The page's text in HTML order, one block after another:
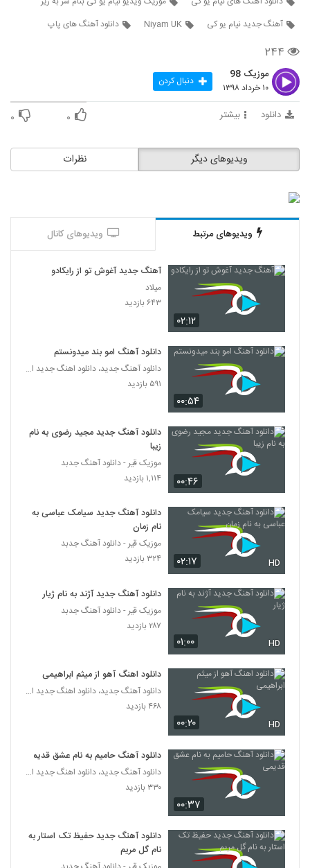
3650
3652
3653
دانلود آهنگ جدید و زیبای سجاد حسن پور با
۳۶۳ بازدید
آهنگ حمزه شیخ حسینی بنام تو همونی
۴۰۳ بازدید
3656
بابک رهنما آهنگ Careless Whisper
۳۳۴ بازدید
دانلود آهنگ علی سعیدی منم مثل تو دیوونم
3658
آهنگ بنیامین محیا بنام قول میدم
۳۲۵ بازدید
Dehghan Rabeteh)
۲۵۴ بازدید
آهنگ حضرت عشق از شایان غفاری(پاپ)
3661
دانلود آهنگ محمد طالبی ببار بارون
آهنگ غرور از الون(پاپ)
3663
Amir Rashidan Divonehtar
۲۷۳ بازدید
Amin Dadashi Behesht
3665
آهنگ رویا از مسعود مالمیر(پاپ)
آهنگ جدید نیام یو کی
Niyam UK دانلود آهنگ های پاپ
۲۴۴
موزیک 98
۱۰ خرداد ۱۳۹۸ دنبال کردن
دانلود بیشتر ۰ ۰
نظرات ویدیوهای دیگر
ویدیوهای مرتبط ویدیوهای کانال
۰۲:۱۲
آهنگ جدید آغوش تو از رایکادو
میلاد
۶۴۳ بازدید
۰۰:۵۴
دانلود آهنگ امو بند میدونستم
دانلود آهنگ جدید، دانلود اهنگ جدید ایرانی
۵۹۱ بازدید
۰۰:۴۶
دانلود آهنگ جدید مجید رضوی به نام
زیبا
موزیک قیر - دانلود آهنگ جدبد
۱,۱۱۴ بازدید
۰۲:۱۷ HD
دانلود آهنگ جدید سیامک عباسی به
نام زمان
موزیک قیر - دانلود آهنگ جدبد
۳۲۴ بازدید
۰۱:۰۰ HD
دانلود آهنگ جدید آژند به نام ژیار
موزیک قیر - دانلود آهنگ جدبد
۲۸۷ بازدید
۰۰:۲۰ HD
دانلود اهنگ آهو از میثم ابراهیمی
دانلود آهنگ جدید، دانلود اهنگ جدید ایرانی
۴۶۸ بازدید
۰۰:۳۷
دانلود آهنگ حامیم به نام عشق قدیمی
دانلود آهنگ جدید، دانلود اهنگ جدید ایرانی
۳۳۰ بازدید
دانلود آهنگ جدید حفیظ تک استار به
نام گل مریم